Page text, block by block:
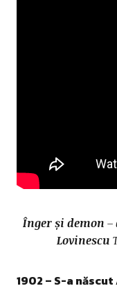
Înger și demon –
Lovinescu
1902 – S-a născut